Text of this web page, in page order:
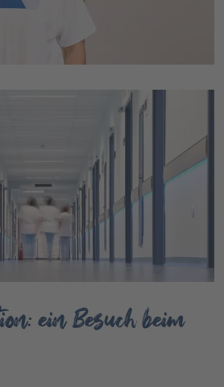
ein Besuch beim